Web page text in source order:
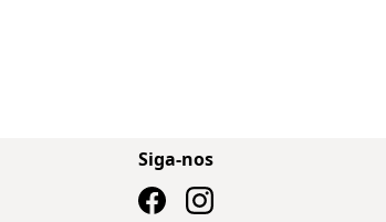
Siga-nos